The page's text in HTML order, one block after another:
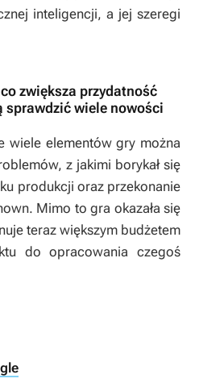
inteligencji, a jej szeregi
zwiększa przydatność
sprawdzić wiele nowości
wiele elementów gry można
z jakimi borykał się
produkcji oraz przekonanie
. Mimo to gra okazała się
teraz większym budżetem
do opracowania czegoś